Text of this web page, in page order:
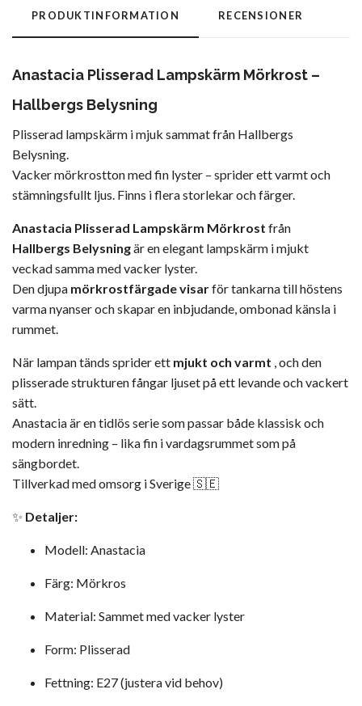
PRODUKTINFORMATION RECENSIONER
Anastacia Plisserad Lampskärm Mörkrost –
Hallbergs Belysning
Plisserad lampskärm i mjuk sammat från Hallbergs
Belysning.
Vacker mörkrostton med fin lyster – sprider ett varmt och
stämningsfullt ljus. Finns i flera storlekar och färger.
Anastacia Plisserad Lampskärm Mörkrost från
Hallbergs Belysningär en elegant lampskärm i mjukt
veckad samma med vacker lyster.
Den djupa mörkrostfärgade visarför tankarna till höstens
varma nyanser och skapar en inbjudande, ombonad känsla i
rummet.
När lampan tänds sprider ett mjukt och varmt , och den
plisserade strukturen fångar ljuset på ett levande och vackert
sätt.
Anastacia är en tidlös serie som passar både klassisk och
modern inredning – lika fin i vardagsrummet som på
sängbordet.
Tillverkad med omsorg i Sverige 🇸🇪
✨ Detaljer:
Modell: Anastacia
Färg: Mörkros
Material: Sammet med vacker lyster
Form: Plisserad
Fettning: E27 (justera vid behov)